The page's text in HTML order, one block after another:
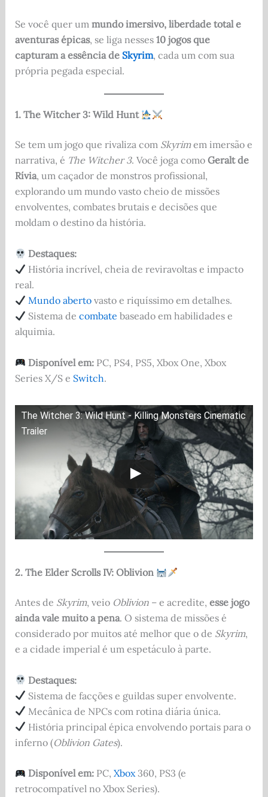
Se você quer um mundo imersivo, liberdade total e
aventuras épicas, se liga nesses 10 jogos que
capturam a essência de Skyrim, cada um com sua
própria pegada especial.
1. The Witcher 3: Wild Hunt
Se tem um jogo que rivaliza com Skyrimem imersão e
narrativa, é The Witcher 3. Você joga como Geralt de
Rívia, um caçador de monstros profissional,
explorando um mundo vasto cheio de missões
envolventes, combates brutais e decisões que
moldam o destino da história.
Destaques:
História incrível, cheia de reviravoltas e impacto
real.
Mundo abertovasto e riquíssimo em detalhes.
Sistema de combate baseado em habilidades e
alquimia.
Disponível em:PC, PS4, PS5, Xbox One, Xbox
Series X/S e Switch.
The Witcher 3: Wild Hunt - Killing Monsters Cinematic
Trailer
2. The Elder Scrolls IV: Oblivion
Antes de Skyrim, veio Oblivion– e acredite, esse jogo
ainda vale muito a pena. O sistema de missões é
considerado por muitos até melhor que o de Skyrim,
e a cidade imperial é um espetáculo à parte.
Destaques:
Sistema de facções e guildas super envolvente.
Mecânica de NPCs com rotina diária única.
História principal épica envolvendo portais para o
inferno (Oblivion Gates).
Disponível em:PC, Xbox360, PS3 (e
retrocompatível no Xbox Series).